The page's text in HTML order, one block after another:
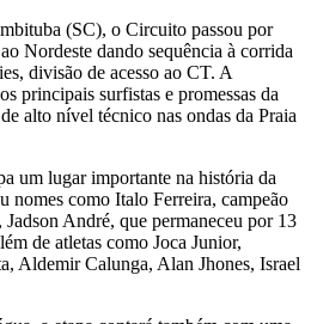
(SC), o Circuito passou por
Nordeste dando sequência à corrida
divisão de acesso ao CT. A
principais surfistas e promessas da
alto nível técnico nas ondas da Praia
um lugar importante na história da
nomes como Italo Ferreira, campeão
André, que permaneceu por 13
de atletas como Joca Junior,
Aldemir Calunga, Alan Jhones, Israel